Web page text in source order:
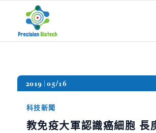
2019 05/16
科技新聞
教免疫大軍認識癌細胞 長